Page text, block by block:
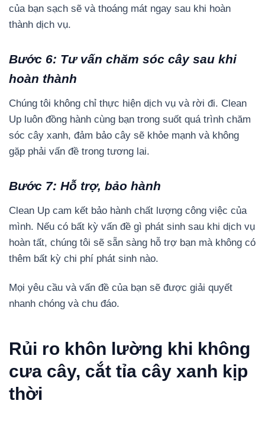
của bạn sạch sẽ và thoáng mát ngay sau khi hoàn
thành dịch vụ.
Bước 6: Tư vấn chăm sóc cây sau khi
hoàn thành
Chúng tôi không chỉ thực hiện dịch vụ và rời đi. Clean
Up luôn đồng hành cùng bạn trong suốt quá trình chăm
sóc cây xanh, đảm bảo cây sẽ khỏe mạnh và không
gặp phải vấn đề trong tương lai.
Bước 7: Hỗ trợ, bảo hành
Clean Up cam kết bảo hành chất lượng công việc của
mình. Nếu có bất kỳ vấn đề gì phát sinh sau khi dịch vụ
hoàn tất, chúng tôi sẽ sẵn sàng hỗ trợ bạn mà không có
thêm bất kỳ chi phí phát sinh nào.
Mọi yêu cầu và vấn đề của bạn sẽ được giải quyết
nhanh chóng và chu đáo.
Rủi ro khôn lường khi không
cưa cây, cắt tỉa cây xanh kịp
thời